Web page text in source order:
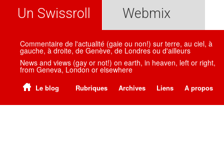
Un Swissroll Webmix
Commentaire de l'actualité (gaie ou non!) sur terre, au ciel, à
gauche, à droite, de Genève, de Londres ou d'ailleurs
News and views (gay or not!) on earth, in heaven, left or right,
from Geneva, London or elsewhere
Le blog Rubriques Archives Liens A propos